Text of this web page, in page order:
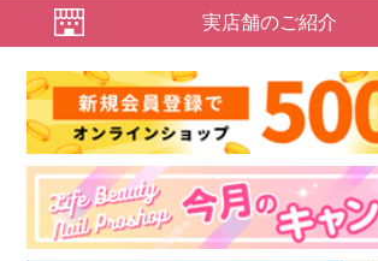
実店舗のご紹介